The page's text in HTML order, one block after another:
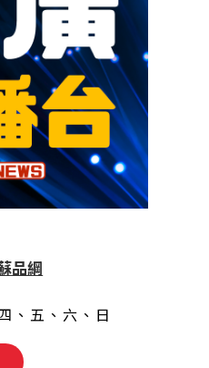
品綱
、五、六、日